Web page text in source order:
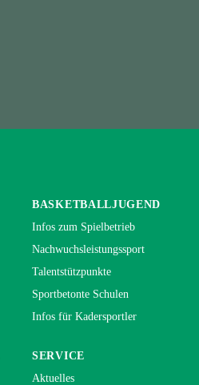
BASKETBALLJUGEND
Infos zum Spielbetrieb
Nachwuchsleistungssport
Talentstützpunkte
Sportbetonte Schulen
Infos für Kadersportler
SERVICE
Aktuelles